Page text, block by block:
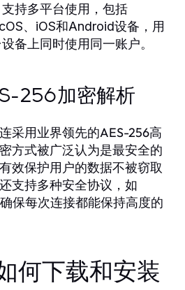
支持多平台使用，包括
、iOS和Android设备，用
备上同时使用同一账户。
256加密解析
采用业界领先的AES-256高
方式被广泛认为是最安全的
效保护用户的数据不被窃取
支持多种安全协议，如
保每次连接都能保持高度的
何下载和安装